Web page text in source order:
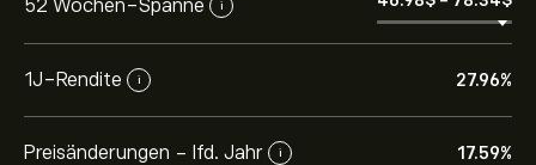
52 Wochen-Spanne i
1J-Rendite i 27.96%
Preisänderungen - lfd. Jahr i 17.59%